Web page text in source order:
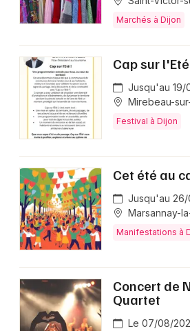
Marchés à Dijon
Cap sur
Jusqu'au 19/
Mirebeau-
Festival à Dijon
Cet été au
Jusqu'au
Marsannay-
Manifestations à
Concert de
Quartet
Le 07/08/